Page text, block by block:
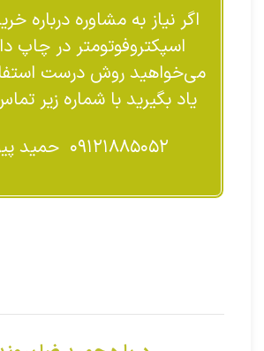
اگر نیاز به مشاوره درباره
اسپکتروفوتومتر در چاپ
می‌خواهید روش درست
یاد بگیرید با شماره زیر
۰۹۱۲۱۸۸۵۰۵۲ حمید پیوندی